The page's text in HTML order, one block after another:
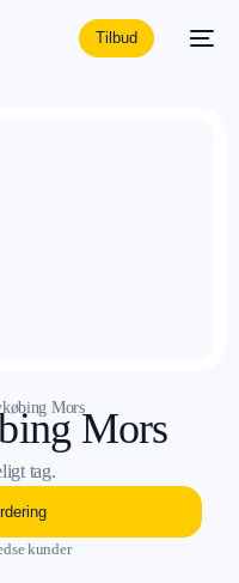
Tilbud
MorsMors
tag.
kunder